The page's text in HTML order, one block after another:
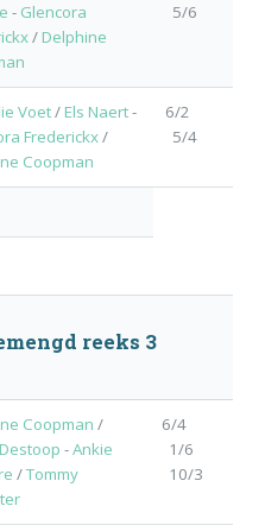
- Glencora
/ Delphine
5/6
Voet/ Els Naert-
Frederickx/
Coopman
6/2
5/4
reeks 3
Coopman /
-Ankie
/Tommy
6/4
1/6
10/3